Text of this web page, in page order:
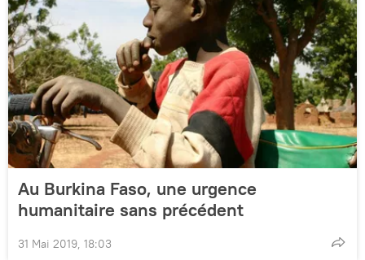
Au Burkina Faso, une urgence
humanitaire sans précédent
31 Mai 2019, 18:03